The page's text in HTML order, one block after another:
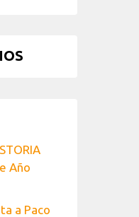
Año
a Paco